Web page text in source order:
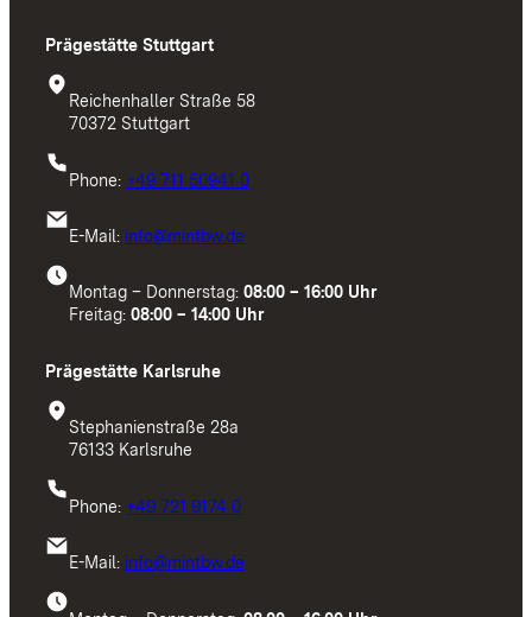
Prägestätte Stuttgart
Reichenhaller Straße 58
70372 Stuttgart
Phone: +49 711 50941 0
E-Mail: info@mintbw.de
Montag – Donnerstag: 08:00 – 16:00 Uhr
Freitag: 08:00 – 14:00 Uhr
Prägestätte Karlsruhe
Stephanienstraße 28a
76133 Karlsruhe
Phone: +49 721 9174 0
E-Mail: info@mintbw.de